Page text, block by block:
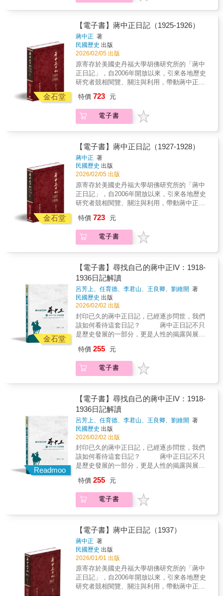
荒唐歲月的年輕人，碰到了革命事業正值低
迷、走投無路的孫中山和他的同志，不斷與西
南小軍閥打交道，蔣也隨之載浮載沉，但又表
現他有稜有角的個性之紀錄。這時期的日記主
要內容包括：西南經驗與西北計畫、孫中山在
廣州、「陳家軍」（陳炯明勢力）的成型、五
四青年蔣中正的海外經驗。另外1923年，蔣中
正以團長身分參加「孫逸仙博士代表團」訪
蘇，這段經歷也讓他對社會主義國家留下深刻
的印象。
書獨家特色★ 1.以手稿本為依據，真實鍵錄 2.
審慎校對，錯漏別字，詳細註記 3.加註人名及
重要史事，方便檢閱 4.配合日記內容精選珍貴
照片 5.後附索引，以利檢索 ◆個人捧讀．學
者研究．傳家珍典．圖書庋藏．權威必備◆ 早
期的蔣中正日記，一方面可以看到南北對立政
局的詭譎氛圍，一方面可以看到蔣中正由小角
色、耍脾氣，到變成粵軍骨幹，參與孫中山北
伐大本營戎機的過程，日記中頻頻記載地方軍
時間的蔣中正是個總想力求上進，又過著不脫
荒唐歲月的年輕人，碰到了革命事業正值低
迷、走投無路的孫中山和他的同志，不斷與西
現他有稜有角的個性之紀錄。這時期的日記主
要內容包括：西南經驗與西北計畫、孫中山在
廣州、「陳家軍」（陳炯明勢力）的成型、五
四青年蔣介石的海外經驗。
金石堂
【電子書】蔣中正日記（1925-1926）
蔣中正 著
民國歷史 出版
2026/02/05 出版
原寄存於美國史丹福大學胡佛研究所的「蔣中
正日記」，自2006年開放以來，引來各地歷史
研究者競相閱覽、關注與利用，帶動蔣中正研
記原稿，閱讀實為不易。本書根據蔣中正親筆
的日記手稿，以逐字打字校對的方式，忠實呈
現日記的原貌。對日記涉及的人物與事件，詳
書獨家特色★1.以手稿本為依據，真實鍵錄2.審
慎校對，錯漏別字，詳細註記3.加註人名及重
要史事，方便檢閱4.配合日記內容精選珍貴照
片5.後附索引，以利檢索 ◆個人捧讀．學者
研究．傳家珍典．圖書庋藏．權威必備◆從廣
州出發廣東作為國民黨的革命根源地，具有特
殊地位與象徵意義，環繞在孫中山身邊的廣東
籍軍政人士所具備的正統意識、地方意識也相
當濃厚，這成為浙江人蔣中正所面臨的情境。
權，必然心中惶恐與壓力，而國民黨內在孫中
山過世後發生了第一次分裂，蔣中正藉著調查
打擊許崇智，迫許辭職出走，他參與串連、協
面臨來自廣東勢力的反彈。1925-1926年日記主
要內容包括：黃埔軍校初建功、中山艦事件，
以及孫中山逝世後的廣東。
特價 723 元
電子書
金石堂
【電子書】蔣中正日記（1927-1928）
蔣中正 著
民國歷史 出版
2026/02/05 出版
原寄存於美國史丹福大學胡佛研究所的「蔣中
正日記」，自2006年開放以來，引來各地歷史
研究者競相閱覽、關注與利用，帶動蔣中正研
記原稿，閱讀實為不易。本書根據蔣中正親筆
的日記手稿，以逐字打字校對的方式，忠實呈
現日記的原貌。對日記涉及的人物與事件，詳
書獨家特色★ 1.以手稿本為依據，真實鍵錄 2.
審慎校對，錯漏別字，詳細註記 3.加註人名及
重要史事，方便檢閱 4.配合日記內容精選珍貴
照片 5.後附索引，以利檢索 ◆個人捧讀．學
者研究．傳家珍典．圖書庋藏．權威必備◆ 在
內外交困中尋找生路向前1927年充滿了「激情
與混亂」，是中國近代史上激烈動盪的一年。
1927年1月，隨著北伐軍事進展，黨政人事摩擦
步上檯面，蔣中正的日記中記載了各相關人士
跟國民革命軍北伐總司令的辭職，以及與國民
抒發各種不滿與感慨。4月的清黨，乃至8月至
年底蔣自己相當於下野的「長假」，可見人事
黨事國事諸方面的震盪。此時期對蔣中正還有
加。他在日記中也記下宋家家族親友對他為人
行事的觀點，作為日後修身的參考。1928年5月
3日，發生「濟南事件」（五三慘案），蔣中正
的日記中開始出現「恥辱」、「洗雪」等相關
字樣，而「雪恥」一欄則在此後的日記一生保
留。中日雙邊關係的發展，及如何維持中華民
國，也成為蔣中正縱貫1920到1940年代要面對
的重大政治、軍事課題之一。蔣中正在步步摸
終可能。在獲得宋美齡作為婚姻伴侶，取得心
思考之外，盱衡國際與國內政治面考量、視
野，權衡利弊，以進行政治決斷。
特價 723 元
電子書
金石堂
【電子書】尋找自己的蔣中正IV：1918-
1936日記解讀
呂芳上、任育德、李君山、王良卿、劉維開 著
民國歷史 出版
2026/02/02 出版
封印已久的蔣中正日記，已經逐步問世，我們
該如何看待這套日記？ 蔣中正日記不只
是歷史發展的一部分，更是人性的揭露與展
多人罵過。他的日記仰慕過許多人，也批評了
不少人。他既傳統又現代，想要突破既有的框
架，卻又受到時代環境的局限。 1917年
命，走向他心中的救國之道。此時期的他雖然
逐漸掌握軍事實力，然而隨著中日關係的變
化，安內攘外政策的推行，必須做出各種艱難
的決定。他的人生，開始影響著中國的命
運。 他所下的決定，有對有錯；他所做
的事情，有功有過。當然從後世的後視角度，
我們可以大放厥詞，春秋筆削，但何不試試，
走進日記當中，揣摩身為國家領導人的所思、
所言及所行。 本書是一把打開蔣中正內
心大門的鑰匙，由研究蔣中正日記的專家學
空背景下，他的心情與選擇，或許能有所體
會，一位國家領導人在面對內外局勢的心路歷
程。 當我們自己看、探尋、挖掘、解
特價 255 元
電子書
Readmoo
【電子書】尋找自己的蔣中正IV：1918-
1936日記解讀
呂芳上、任育德、李君山、王良卿、劉維開 著
民國歷史 出版
2026/02/02 出版
封印已久的蔣中正日記，已經逐步問世，我們
該如何看待這套日記？ 蔣中正日記不只
是歷史發展的一部分，更是人性的揭露與展
多人罵過。他的日記仰慕過許多人，也批評了
不少人。他既傳統又現代，想要突破既有的框
架，卻又受到時代環境的局限。 1917年
命，走向他心中的救國之道。此時期的他雖然
逐漸掌握軍事實力，然而隨著中日關係的變
化，安內攘外政策的推行，必須做出各種艱難
的決定。他的人生，開始影響著中國的命
運。 他所下的決定，有對有錯；他所做
的事情，有功有過。當然從後世的後視角度，
我們可以大放厥詞，春秋筆削，但何不試試，
走進日記當中，揣摩身為國家領導人的所思、
特價 255 元
電子書
【電子書】蔣中正日記（1937）
蔣中正 著
民國歷史 出版
2026/01/01 出版
原寄存於美國史丹福大學胡佛研究所的「蔣中
正日記」，自2006年開放以來，引來各地歷史
研究者競相閱覽、關注與利用，帶動蔣中正研